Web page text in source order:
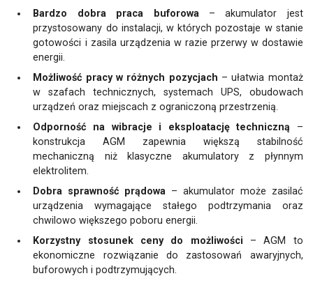
Bardzo dobra praca buforowa– akumulator jest
przystosowany do instalacji, w których pozostaje w stanie
gotowości i zasila urządzenia w razie przerwy w dostawie
energii.
Możliwość pracy w różnych pozycjach – ułatwia montaż
w szafach technicznych, systemach UPS, obudowach
urządzeń oraz miejscach z ograniczoną przestrzenią.
Odporność na wibracje i eksploatację techniczną –
konstrukcja AGM zapewnia większą stabilność
mechaniczną niż klasyczne akumulatory z płynnym
elektrolitem.
Dobra sprawność prądowa – akumulator może zasilać
urządzenia wymagające stałego podtrzymania oraz
chwilowo większego poboru energii.
Korzystny stosunek ceny do możliwości – AGM to
ekonomiczne rozwiązanie do zastosowań awaryjnych,
buforowych i podtrzymujących.